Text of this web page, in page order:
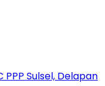
PPP Sulsel, Delapan